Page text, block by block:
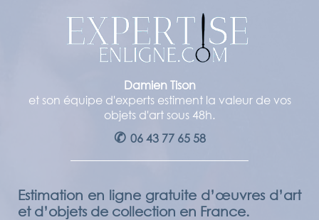
Damien Tison
et son équipe d'experts estiment la valeur de vos
objets d'art sous 48h.
✆ 06 43 77 65 58
Estimation en ligne gratuite d’œuvres d’art
et d’objets de collection en France.